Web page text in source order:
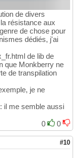
de divers
résistance aux
de chose pour
dédiés, j'ai
de lib de
que Monkberry ne
de transpilation
je ne
il me semble aussi
0
0
#10